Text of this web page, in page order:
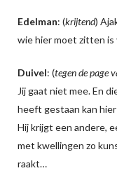
Edelman: (krijtend)
wie hier moet zitten is
Duivel: (tegen de page
Jij gaat niet mee. En
heeft gestaan kan
Hij krijgt een andere,
met kwellingen zo
raakt…